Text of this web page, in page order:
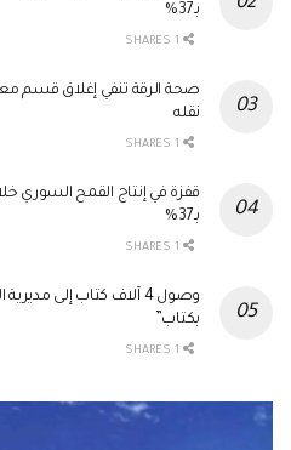
بـ37%
صحة الرقة تنفي إغلاق قسم
نقله
بـ37%
وصول 4 آلاف كتاب إلى
بكتاب”